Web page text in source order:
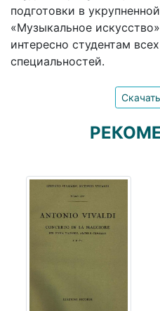
подготовки в
«Музыкальное
интересно студентам
специальностей.